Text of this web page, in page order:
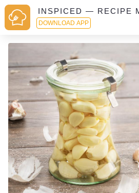
INSPICED — RECIPE
DOWNLOAD APP